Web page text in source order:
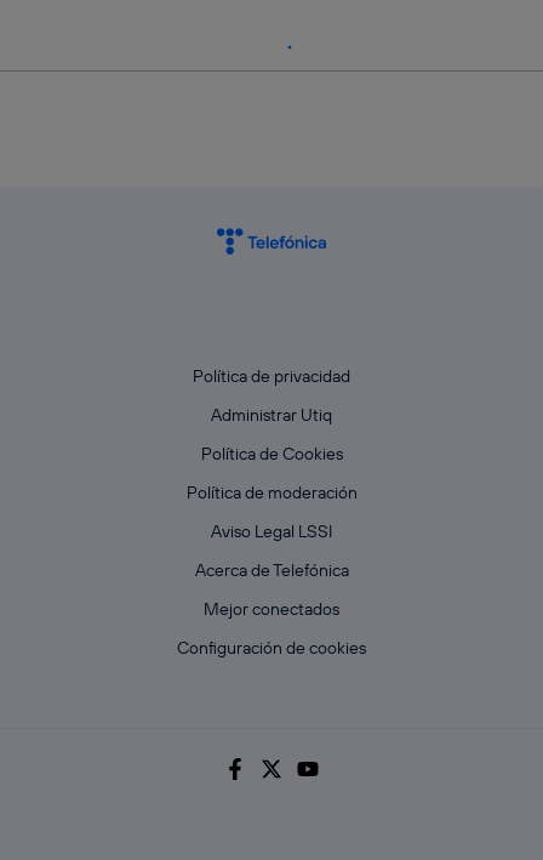
Política de privacidad
Administrar Utiq
Política de Cookies
Política de moderación
Aviso Legal LSSI
Acerca de Telefónica
Mejor conectados
Configuración de cookies